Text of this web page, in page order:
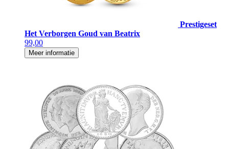
Prestigeset
Het Verborgen Goud van Beatrix
99,00
Meer informatie